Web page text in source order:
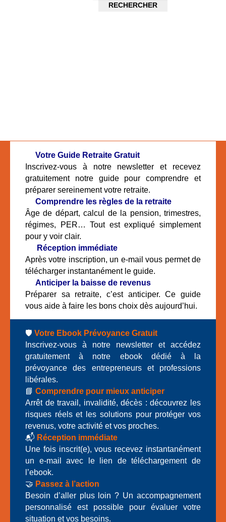
RECHERCHER
Votre Guide Retraite Gratuit
Inscrivez-vous à notre newsletter et recevez
gratuitement notre guide pour comprendre et
préparer sereinement votre retraite.
Comprendre les règles de la retraite
Âge de départ, calcul de la pension, trimestres,
régimes, PER… Tout est expliqué simplement
pour y voir clair.
Réception immédiate
Après votre inscription, un e-mail vous permet de
télécharger instantanément le guide.
Anticiper la baisse de revenus
Préparer sa retraite, c’est anticiper. Ce guide
vous aide à faire les bons choix dès aujourd’hui.
🛡️ Votre Ebook Prévoyance Gratuit
Inscrivez-vous à notre newsletter et accédez
gratuitement à notre ebook dédié à la
prévoyance des entrepreneurs et professions
libérales.
📘 Comprendre pour mieux anticiper
Arrêt de travail, invalidité, décès : découvrez les
risques réels et les solutions pour protéger vos
revenus, votre activité et vos proches.
📬 Réception immédiate
Une fois inscrit(e), vous recevez instantanément
un e-mail avec le lien de téléchargement de
l’ebook.
🤝 Passez à l’action
Besoin d’aller plus loin ? Un accompagnement
personnalisé est possible pour évaluer votre
situation et vos besoins.